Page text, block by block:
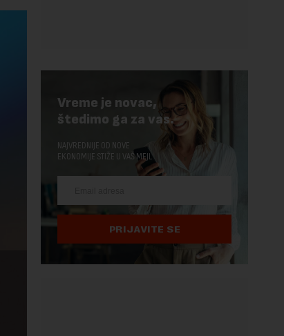
Vreme je novac,
štedimo ga za vas.
NAJVREDNIJE OD NOVE
EKONOMIJE STIŽE U VAŠ MEJL.
PRIJAVITE SE